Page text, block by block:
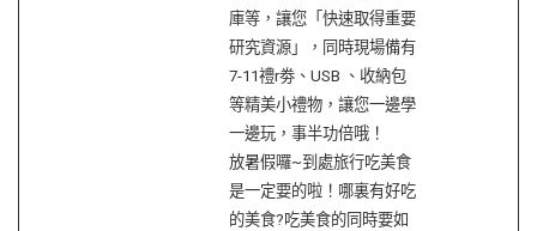
庫等，讓您「快速取得重要
研究資源」，同時現場備有
7-11禮r劵、USB 、收納包
等精美小禮物，讓您一邊學
一邊玩，事半功倍哦！
放暑假囉~到處旅行吃美食
是一定要的啦！哪裏有好吃
的美食?吃美食的同時要如